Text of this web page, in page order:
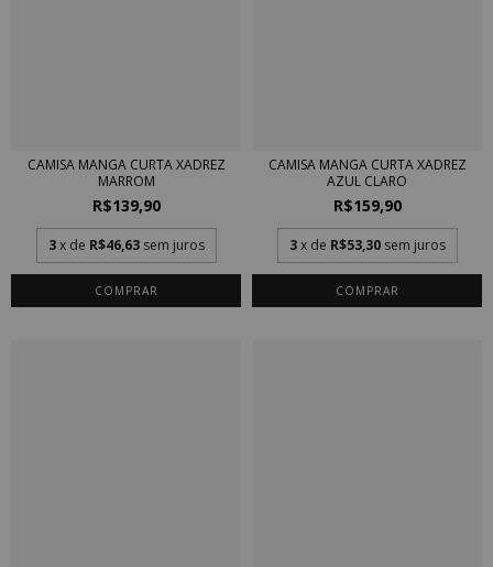
CAMISA MANGA CURTA XADREZ
MARROM
R$139,90
3 x de R$46,63 sem juros
COMPRAR
CAMISA MANGA CURTA XADREZ
AZUL CLARO
R$159,90
3 x de R$53,30 sem juros
COMPRAR